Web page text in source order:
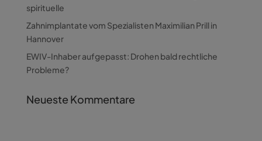
spirituelle
Zahnimplantate vom Spezialisten Maximilian Prill in
Hannover
EWIV-Inhaber aufgepasst: Drohen bald rechtliche
Probleme?
Neueste Kommentare